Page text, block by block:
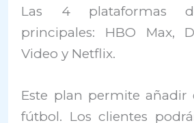
Las 4 plataformas
principales: HBO Max,
Video y Netflix.
Este plan permite añadir
fútbol. Los clientes